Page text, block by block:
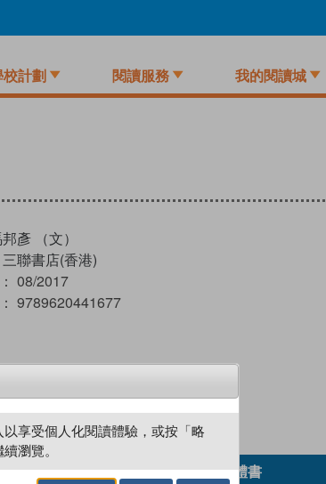
計劃 閱讀服務 我的閱讀城
彥 （文）
三聯書店(香港)
08/2017
9789620441677
試閲 加入閱讀紀錄
／閱讀電子書 借閱實體書
以享受個人化閱讀體驗，或按「略
瀏覽。